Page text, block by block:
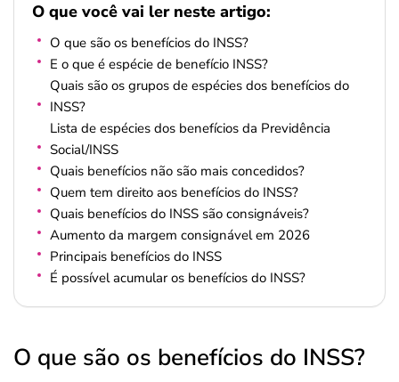
O que você vai ler neste artigo:
O que são os benefícios do INSS?
E o que é espécie de benefício INSS?
Quais são os grupos de espécies dos benefícios do
INSS?
Lista de espécies dos benefícios da Previdência
Social/INSS
Quais benefícios não são mais concedidos?
Quem tem direito aos benefícios do INSS?
Quais benefícios do INSS são consignáveis?
Aumento da margem consignável em 2026
Principais benefícios do INSS
É possível acumular os benefícios do INSS?
O que são os benefícios do INSS?